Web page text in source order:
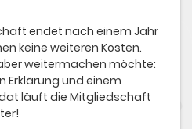
endet nach einem Jahr
keine weiteren Kosten.
weitermachen möchte:
Erklärung und einem
läuft die Mitgliedschaft